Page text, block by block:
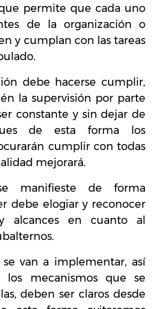
permite que cada uno
de la organización o
y cumplan con las tareas
debe hacerse cumplir,
la supervisión por parte
constante y sin dejar de
de esta forma los
cumplir con todas
mejorará.
manifieste de forma
debe elogiar y reconocer
alcances en cuanto al
se van a implementar, así
los mecanismos que se
deben ser claros desde